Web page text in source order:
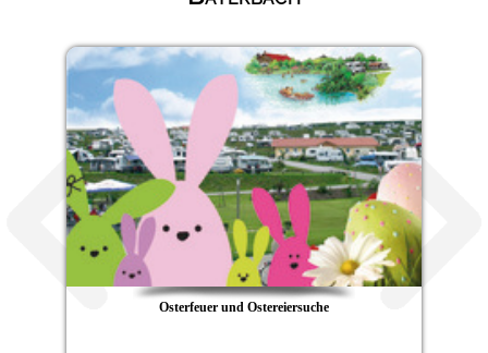
Osterfeuer und Ostereiersuche